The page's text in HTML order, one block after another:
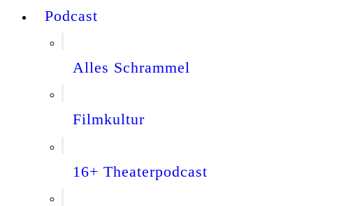
Podcast
Alles Schrammel
Filmkultur
16+ Theaterpodcast